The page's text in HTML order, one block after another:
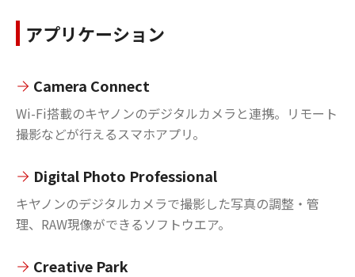
アプリケーション
Camera Connect
Wi-Fi搭載のキヤノンのデジタルカメラと連携。リモート
撮影などが行えるスマホアプリ。
Digital Photo Professional
キヤノンのデジタルカメラで撮影した写真の調整・管
理、RAW現像ができるソフトウエア。
Creative Park